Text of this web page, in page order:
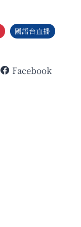
國語台直播
Facebook